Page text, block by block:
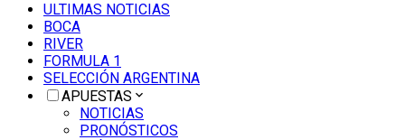
ULTIMAS NOTICIAS
BOCA
RIVER
FORMULA 1
SELECCIÓN ARGENTINA
APUESTAS
NOTICIAS
PRONÓSTICOS